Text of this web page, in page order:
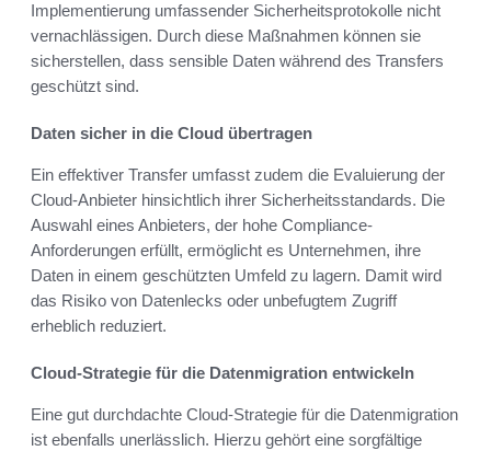
Implementierung umfassender Sicherheitsprotokolle nicht
vernachlässigen. Durch diese Maßnahmen können sie
sicherstellen, dass sensible Daten während des Transfers
geschützt sind.
Daten sicher in die Cloud übertragen
Ein effektiver Transfer umfasst zudem die Evaluierung der
Cloud-Anbieter hinsichtlich ihrer Sicherheitsstandards. Die
Auswahl eines Anbieters, der hohe Compliance-
Anforderungen erfüllt, ermöglicht es Unternehmen, ihre
Daten in einem geschützten Umfeld zu lagern. Damit wird
das Risiko von Datenlecks oder unbefugtem Zugriff
erheblich reduziert.
Cloud-Strategie für die Datenmigration entwickeln
Eine gut durchdachte Cloud-Strategie für die Datenmigration
ist ebenfalls unerlässlich. Hierzu gehört eine sorgfältige